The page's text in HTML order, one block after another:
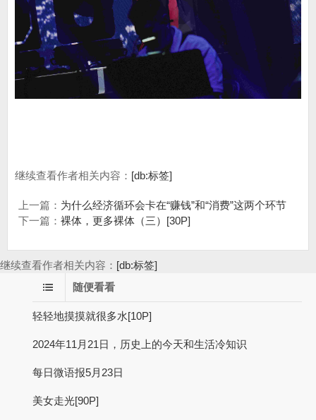
继续查看作者相关内容： [db:标签]
上一篇： 为什么经济循环会卡在“赚钱”和“消费”这两个环节
下一篇： 裸体，更多裸体（三）[30P]
继续查看作者相关内容： [db:标签]
随便看看
轻轻地摸摸就很多水[10P]
2024年11月21日，历史上的今天和生活冷知识
每日微语报5月23日
美女走光[90P]